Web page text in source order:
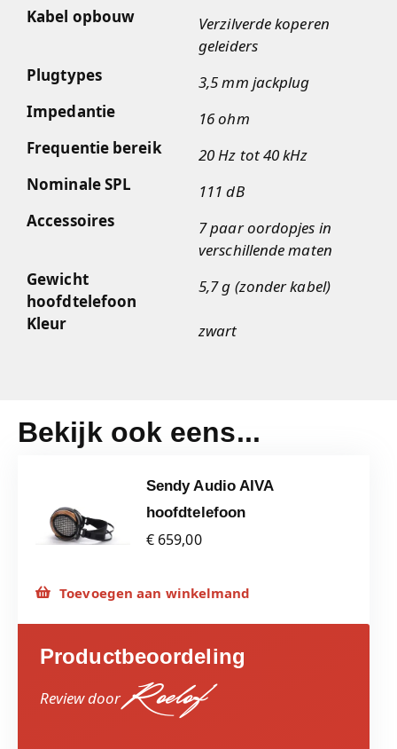
Kabel opbouw
Verzilverde koperen
geleiders
Plugtypes
3,5 mm jackplug
Impedantie
16 ohm
Frequentie bereik
20 Hz tot 40 kHz
Nominale SPL
111 dB
Accessoires
7 paar oordopjes in
verschillende maten
Gewicht
hoofdtelefoon
5,7 g (zonder kabel)
Kleur
zwart
Bekijk ook eens...
Sendy Audio AIVA
hoofdtelefoon
€ 659,00
Toevoegen aan winkelmand
Productbeoordeling
Review doorRoelof